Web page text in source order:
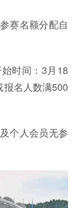
赛名额分配自
时间：3月18
报名人数满500
个人会员无参